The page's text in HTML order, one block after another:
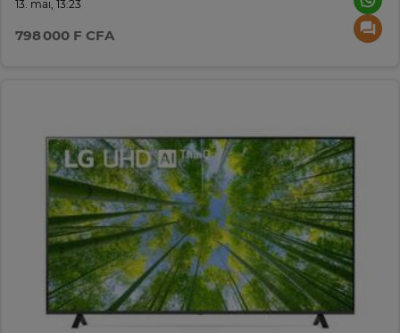
13. mai, 13:23
798 000 F CFA